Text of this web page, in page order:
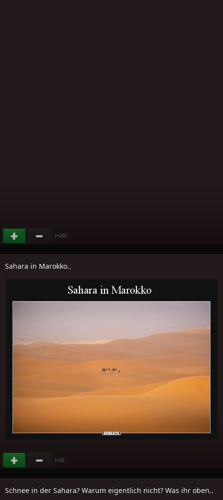
(+26)
Sahara in Marokko..
(+20)
Schnee in der Sahara? Warum eigentlich nicht? Was ihr oben..